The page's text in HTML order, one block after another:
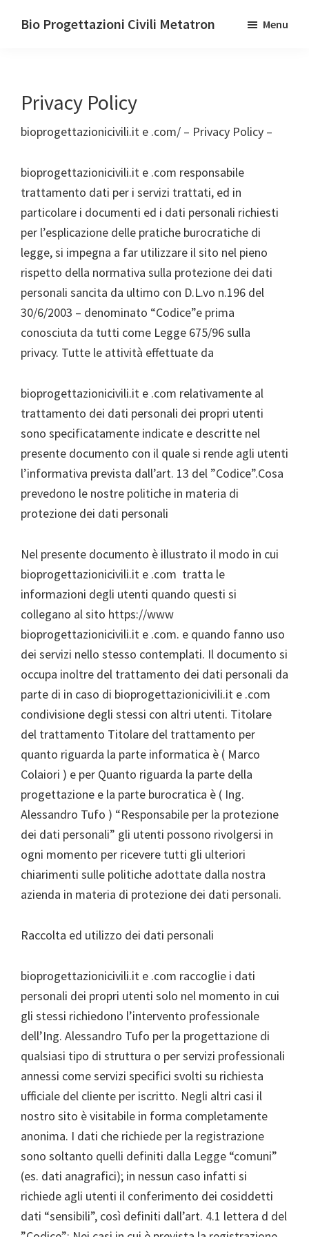
Bio Progettazioni Civili Metatron
Professionalità
Menu
Privacy Policy
bioprogettazionicivili.it e .com/ – Privacy Policy –
bioprogettazionicivili.it e .com responsabile
trattamento dati per i servizi trattati, ed in
particolare i documenti ed i dati personali richiesti
per l’esplicazione delle pratiche burocratiche di
legge, si impegna a far utilizzare il sito nel pieno
rispetto della normativa sulla protezione dei dati
personali sancita da ultimo con D.L.vo n.196 del
30/6/2003 – denominato “Codice”e prima
conosciuta da tutti come Legge 675/96 sulla
privacy. Tutte le attività effettuate da
bioprogettazionicivili.it e .com relativamente al
trattamento dei dati personali dei propri utenti
sono specificatamente indicate e descritte nel
presente documento con il quale si rende agli utenti
l’informativa prevista dall’art. 13 del ”Codice”.Cosa
prevedono le nostre politiche in materia di
protezione dei dati personali
Nel presente documento è illustrato il modo in cui
bioprogettazionicivili.it e .com tratta le
informazioni degli utenti quando questi si
collegano al sito https://www
bioprogettazionicivili.it e .com. e quando fanno uso
dei servizi nello stesso contemplati. Il documento si
occupa inoltre del trattamento dei dati personali da
parte di in caso di bioprogettazionicivili.it e .com
condivisione degli stessi con altri utenti. Titolare
del trattamento Titolare del trattamento per
quanto riguarda la parte informatica è ( Marco
Colaiori ) e per Quanto riguarda la parte della
progettazione e la parte burocratica è ( Ing.
Alessandro Tufo ) “Responsabile per la protezione
dei dati personali” gli utenti possono rivolgersi in
ogni momento per ricevere tutti gli ulteriori
chiarimenti sulle politiche adottate dalla nostra
azienda in materia di protezione dei dati personali.
Raccolta ed utilizzo dei dati personali
bioprogettazionicivili.it e .com raccoglie i dati
personali dei propri utenti solo nel momento in cui
gli stessi richiedono l’intervento professionale
dell’Ing. Alessandro Tufo per la progettazione di
qualsiasi tipo di struttura o per servizi professionali
annessi come servizi specifici svolti su richiesta
ufficiale del cliente per iscritto. Negli altri casi il
nostro sito è visitabile in forma completamente
anonima. I dati che richiede per la registrazione
sono soltanto quelli definiti dalla Legge “comuni”
(es. dati anagrafici); in nessun caso infatti si
richiede agli utenti il conferimento dei cosiddetti
dati “sensibili”, così definiti dall’art. 4.1 lettera d del